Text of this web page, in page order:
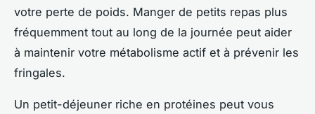
votre perte de poids. Manger de petits repas plus
fréquemment tout au long de la journée peut aider
à maintenir votre métabolisme actif et à prévenir les
fringales.
Un petit-déjeuner riche en protéines peut vous